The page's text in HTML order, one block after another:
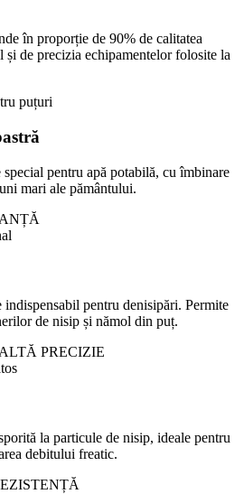
în proporție de 90% de calitatea
și de precizia echipamentelor folosite la
pentru apă potabilă, cu îmbinare
mari ale pământului.
indispensabil pentru denisipări. Permite
de nisip și nămol din puț.
PRECIZIE
la particule de nisip, ideale pentru
debitului freatic.